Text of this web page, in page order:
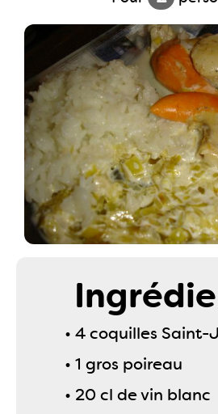
• 4 coquilles Saint-
• 1 gros poireau
• 20 cl de vin blanc